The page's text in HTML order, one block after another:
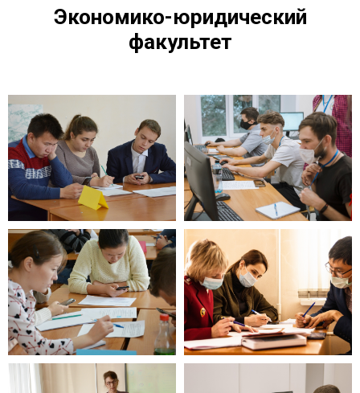
Экономико-юридический
факультет